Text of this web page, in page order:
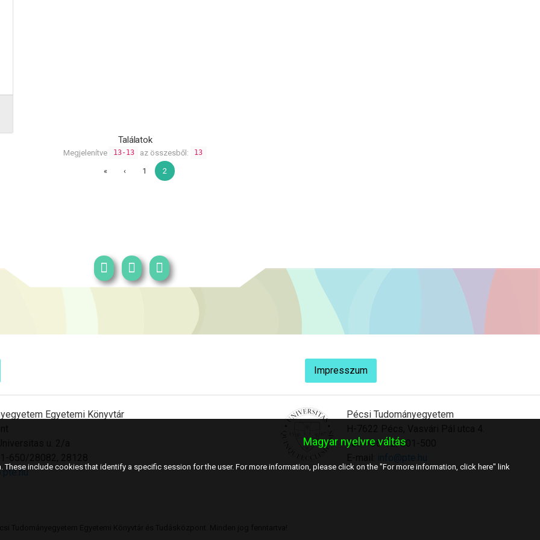
Találatok
Megjelenítve 13-13 az összesből: 13
« ‹ 1 2
Impresszum
Egyetemi Könyvtár
Pécsi Tudományegyetem
Tel.: +36-72/501-500
Magyar nyelvre váltás
include cookies that identify a specific session for the user. For more information, please click on the "For more information, click here" link